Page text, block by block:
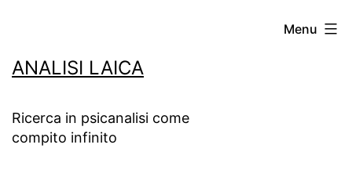
contenuto
ANALISI LAICA
Ricerca in psicanalisi come
compito infinito
Menu